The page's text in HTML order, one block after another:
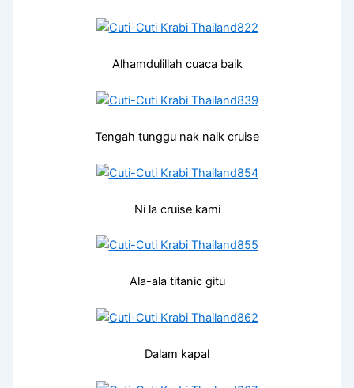
Alhamdulillah cuaca baik
Tengah tunggu nak naik cruise
Ni la cruise kami
Ala-ala titanic gitu
Dalam kapal